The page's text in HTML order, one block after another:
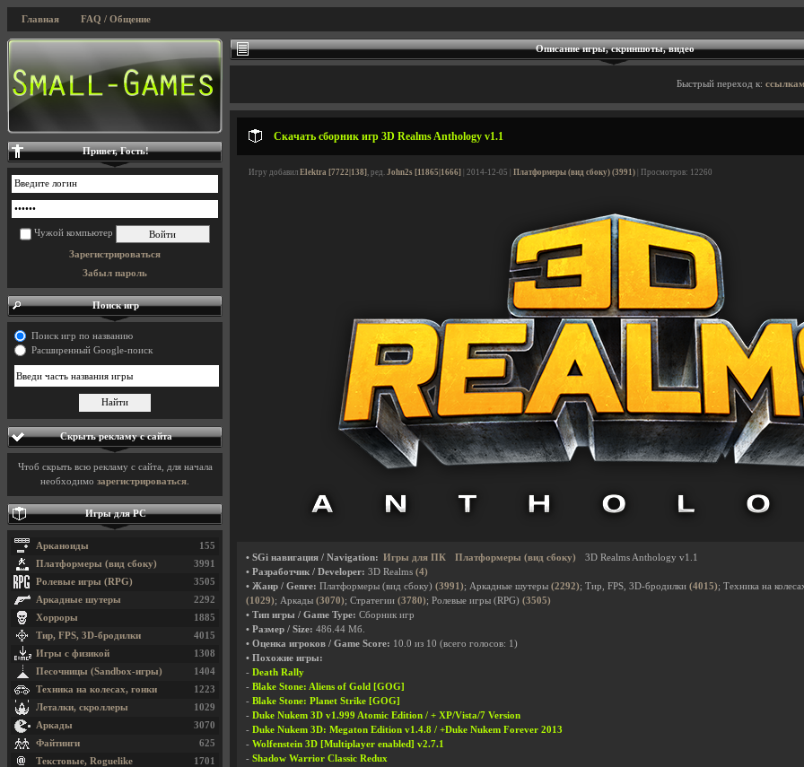
Главная FAQ / Общение
Описание игры, скриншоты, видео
Быстрый переход к:
Скачать сборник игр 3D Realms Anthology v1.1
Игру добавил Elektra [7722|138], ред. John2s [11865|1666] | 2014-12-05 | Платформеры (вид сбоку) (3991) | Просмотров: 12260
• SGi навигация / Navigation: Игры для ПК Платформеры (вид сбоку)
3D Realms Anthology v1.1
• Разработчик / Developer: 3D Realms (4)
• Жанр / Genre: Платформеры (вид сбоку) (3991); Аркадные шутеры (2292); Тир, FPS, 3D-бродилки (4015); Техника на
(1029); Аркады (3070); Стратегии (3780); Ролевые игры (RPG) (3505)
• Тип игры / Game Type: Сборник игр
• Размер / Size: 486.44 Мб.
• Оценка игроков / Game Score: 10.0 из 10 (всего голосов: 1 )
• Похожие игры:
- Death Rally
- Blake Stone: Aliens of Gold [GOG]
- Blake Stone: Planet Strike [GOG]
- Duke Nukem 3D v1.999 Atomic Edition / + XP/Vista/7 Version
- Duke Nukem 3D: Megaton Edition v1.4.8 / +Duke Nukem Forever 2013
- Wolfenstein 3D [Multiplayer enabled] v2.7.1
- Shadow Warrior Classic Redux
Привет, Гость!
Чужой компьютер
Зарегистрироваться
Забыл пароль
Поиск игр
Поиск игр по названию
Расширенный Google-поиск
Скрыть рекламу с сайта
Чтоб скрыть всю рекламу с сайта, для начала
необходимо зарегистрироваться
Игры для PC
155
Арканоиды
3991
Платформеры (вид сбоку)
3505
Ролевые игры (RPG)
2292
Аркадные шутеры
1885
Хорроры
4015
Тир, FPS, 3D-бродилки
1308
Игры с физикой
1404
Песочницы (Sandbox-игры)
1223
Техника на колесах, гонки
1029
Леталки, скроллеры
3070
Аркады
625
Файтинги
1701
Текстовые, Roguelike